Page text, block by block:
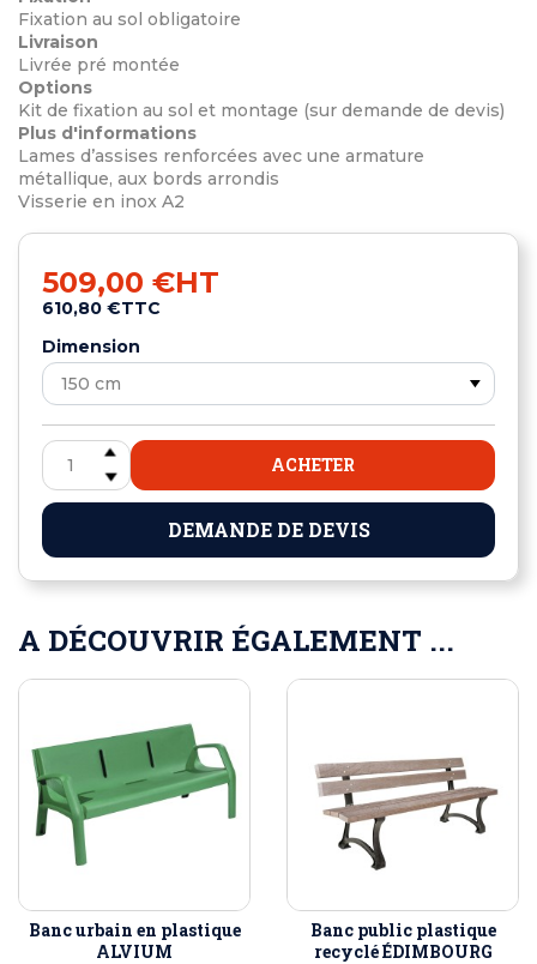
Fixation au sol obligatoire
Livraison
Livrée pré montée
Options
Kit de fixation au sol et montage (sur demande de devis)
Plus d'informations
Lames d’assises renforcées avec une armature
métallique, aux bords arrondis
Visserie en inox A2
509,00 €HT
610,80 €TTC
Dimension
ACHETER
DEMANDE DE DEVIS
A DÉCOUVRIR ÉGALEMENT ...
Banc urbain en plastique
ALVIUM
Banc public plastique
recyclé ÉDIMBOURG